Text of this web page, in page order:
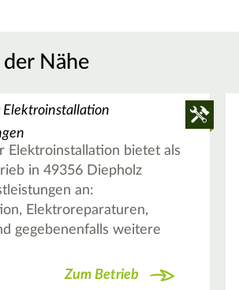
Nähe
Elektroinstallation bietet als
in 49356 Diepholz
an:
Elektroreparaturen,
gegebenenfalls weitere
Zum Betrieb